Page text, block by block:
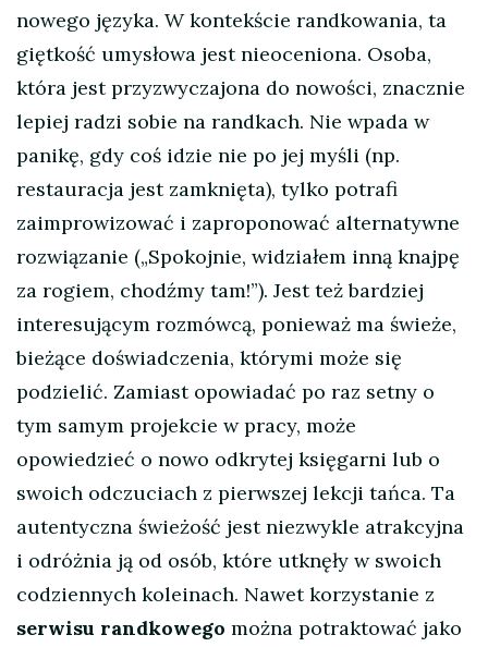
nowego języka. W kontekście randkowania, ta
giętkość umysłowa jest nieoceniona. Osoba,
która jest przyzwyczajona do nowości, znacznie
lepiej radzi sobie na randkach. Nie wpada w
panikę, gdy coś idzie nie po jej myśli (np.
restauracja jest zamknięta), tylko potrafi
zaimprowizować i zaproponować alternatywne
rozwiązanie („Spokojnie, widziałem inną knajpę
za rogiem, chodźmy tam!”). Jest też bardziej
interesującym rozmówcą, ponieważ ma świeże,
bieżące doświadczenia, którymi może się
podzielić. Zamiast opowiadać po raz setny o
tym samym projekcie w pracy, może
opowiedzieć o nowo odkrytej księgarni lub o
swoich odczuciach z pierwszej lekcji tańca. Ta
autentyczna świeżość jest niezwykle atrakcyjna
i odróżnia ją od osób, które utknęły w swoich
codziennych koleinach. Nawet korzystanie z
serwisu randkowego można potraktować jako